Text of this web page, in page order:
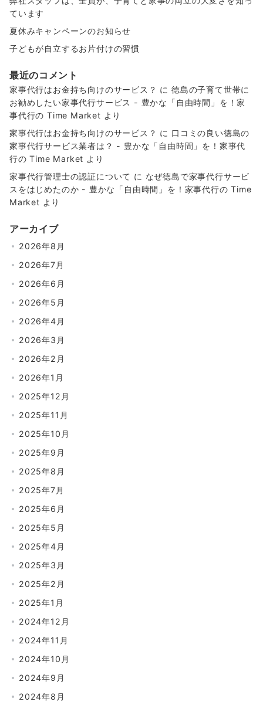
ています
夏休みキャンペーンのお知らせ
子どもが自立するお片付けの習慣
最近のコメント
家事代行はお金持ち向けのサービス？ に徳島の子育て世帯に
お勧めしたい家事代行サービス - 豊かな「自由時間」を！家
事代行の Time Market より
家事代行はお金持ち向けのサービス？ に 口コミの良い徳島の
家事代行サービス業者は？ - 豊かな「自由時間」を！家事代
行の Time Market より
家事代行管理士の認証について に なぜ徳島で家事代行サービ
スをはじめたのか - 豊かな「自由時間」を！家事代行の Time
Market より
アーカイブ
2026年8月
2026年7月
2026年6月
2026年5月
2026年4月
2026年3月
2026年2月
2026年1月
2025年12月
2025年11月
2025年10月
2025年9月
2025年8月
2025年7月
2025年6月
2025年5月
2025年4月
2025年3月
2025年2月
2025年1月
2024年12月
2024年11月
2024年10月
2024年9月
2024年8月